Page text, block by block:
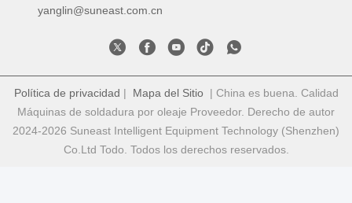
yanglin@suneast.com.cn
Política de privacidad | Mapa del Sitio| China es buena. Calidad
Máquinas de soldadura por oleaje Proveedor. Derecho de autor
2024-2026 Suneast Intelligent Equipment Technology (Shenzhen)
Co.Ltd Todo. Todos los derechos reservados.